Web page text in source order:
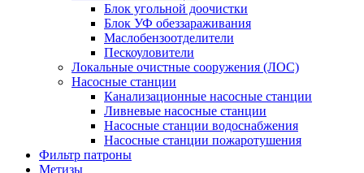
Блок угольной доочистки
Блок УФ обеззараживания
Маслобензоотделители
Пескоуловители
Локальные очистные сооружения (ЛОС)
Насосные станции
Канализационные насосные станции
Ливневые насосные станции
Насосные станции водоснабжения
Насосные станции пожаротушения
Фильтр патроны
Метизы